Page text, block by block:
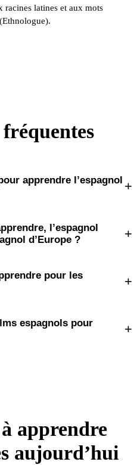
racines latines et aux mots
apprendre l’espagnol +
l’espagnol
d’Europe ?
+
pour les
+
espagnols pour
+
apprendre
aujourd’hui